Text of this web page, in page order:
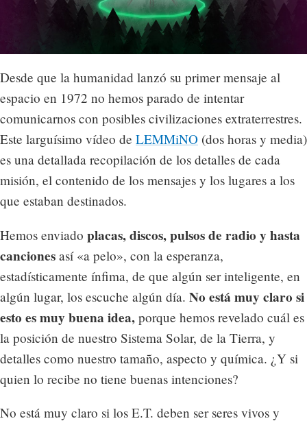
Desde que la humanidad lanzó su primer mensaje al
espacio en 1972 no hemos parado de intentar
comunicarnos con posibles civilizaciones extraterrestres.
Este larguísimo vídeo de LEMMiNO (dos horas y media)
es una detallada recopilación de los detalles de cada
misión, el contenido de los mensajes y los lugares a los
que estaban destinados.
Hemos enviado placas, discos, pulsos de radio y hasta
canciones así «a pelo», con la esperanza,
estadísticamente ínfima, de que algún ser inteligente, en
algún lugar, los escuche algún día. No está muy claro si
esto es muy buena idea, porque hemos revelado cuál es
la posición de nuestro Sistema Solar, de la Tierra, y
detalles como nuestro tamaño, aspecto y química. ¿Y si
quien lo recibe no tiene buenas intenciones?
No está muy claro si los E.T. deben ser seres vivos y